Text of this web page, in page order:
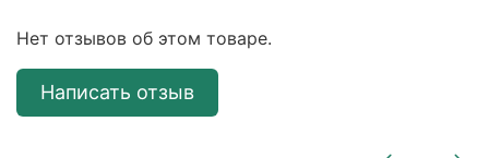
Нет отзывов об этом товаре.
Написать отзыв